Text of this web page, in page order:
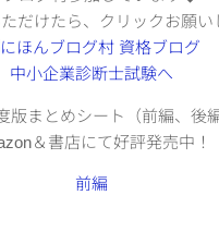
だけたら、クリックお願い
版まとめシート（前編、後編
＆書店にて好評発売中！
前編